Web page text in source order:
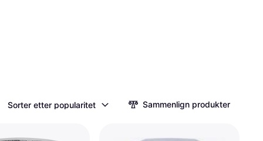
Sorter etter popularitet Sammenlign produkter